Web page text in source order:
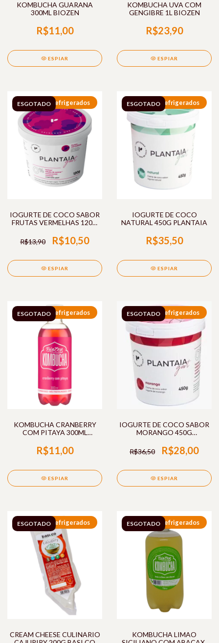
KOMBUCHA GUARANA
300ML BIOZEN
R$11,00
ESPIAR
KOMBUCHA UVA COM
GENGIBRE 1L BIOZEN
R$23,90
ESPIAR
Refrigerados
ESGOTADO
IOGURTE DE COCO SABOR
FRUTAS VERMELHAS 120G
R$13,90
R$10,50
ESPIAR
Refrigerados
ESGOTADO
IOGURTE DE COCO
NATURAL 450G PLANTAIA
R$35,50
ESPIAR
Refrigerados
ESGOTADO
KOMBUCHA CRANBERRY
COM PITAYA 300ML
R$11,00
ESPIAR
Refrigerados
ESGOTADO
IOGURTE DE COCO SABOR
MORANGO 450G
R$36,50
R$28,00
ESPIAR
Refrigerados
ESGOTADO
CREAM CHEESE CULINARIO
Refrigerados
ESGOTADO
KOMBUCHA LIMAO